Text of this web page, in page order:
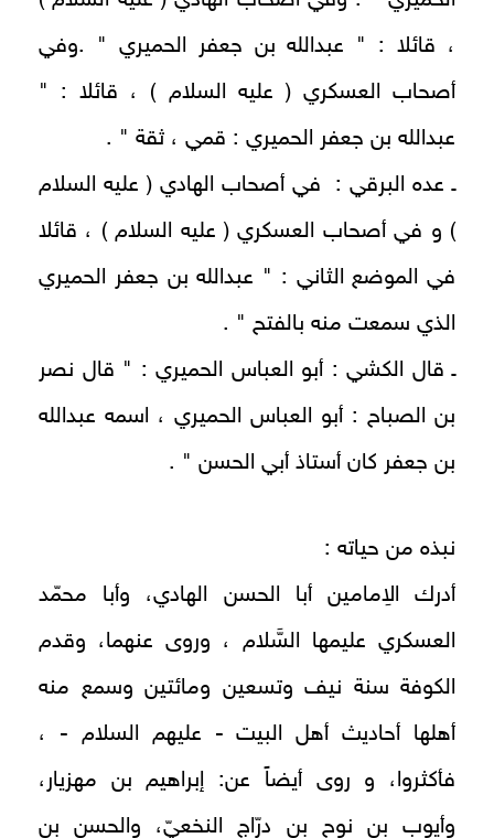
، قائلا : " عبدالله بن جعفر الحميري " .وفي
أصحاب العسكري ( عليه السلام ) ، قائلا : "
عبدالله بن جعفر الحميري : قمي ، ثقة " .
ـ عده البرقي : في أصحاب الهادي ( عليه السلام
) و في أصحاب العسكري ( عليه السلام ) ، قائلا
في الموضع الثاني : " عبدالله بن جعفر الحميري
الذي سمعت منه بالفتح " .
ـ قال الكشي : أبو العباس الحميري : " قال نصر
بن الصباح : أبو العباس الحميري ، اسمه عبدالله
بن جعفر كان أستاذ أبي الحسن " .
نبذه من حياته :
أدرك الاِمامين أبا الحسن الهادي، وأبا محمّد
العسكري عليمها السَّلام ، وروى عنهما، وقدم
الكوفة سنة نيف وتسعين ومائتين وسمع منه
أهلها أحاديث أهل البيت - عليهم السلام - ،
فأكثروا، و روى أيضاً عن: إبراهيم بن مهزيار،
وأيوب بن نوح بن درّاج النخعيّ، والحسن بن